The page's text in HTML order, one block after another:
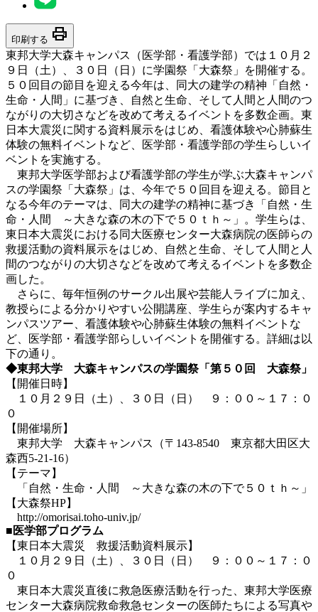
印刷する print
東邦大学大森キャンパス（医学部・看護学部）では１０月２
９日（土）、３０日（日）に学園祭「大森祭」を開催する。
５０回目の節目を迎える今年は、同大の建学の精神「自然・
生命・人間」に基づき、自然と生命、そして人間と人間のつ
ながりの大切さなどを改めて考えるイベントを多数企画。東
日本大震災に関する資料展示をはじめ、看護体験や心肺蘇生
体験の無料イベントなど、医学部・看護学部の学生らしいイ
ベントを実施する。
東邦大学医学部および看護学部の学生が学ぶ大森キャンパ
スの学園祭「大森祭」は、今年で５０回目を迎える。節目と
なる今年のテーマは、同大の建学の精神に基づき「自然・生
命・人間 ～大きな森の木の下で５０ｔｈ～」。学生らは、
東日本大震災における同大医療センター大森病院の医師らの
救援活動の資料展示をはじめ、自然と生命、そして人間と人
間のつながりの大切さなどを改めて考えるイベントを多数企
画した。
さらに、毎年恒例のサークル出展や芸能人ライブに加え、
教授らによる分かりやすい公開講座、学生らが案内するキャ
ンパスツアー、看護体験や心肺蘇生体験の無料イベントな
ど、医学部・看護学部らしいイベントを開催する。詳細は以
下の通り。
◆東邦大学 大森キャンパスの学園祭「第５０回 大森祭」
【開催日時】
１０月２９日（土）、３０日（日） ９：００～１７：０
０
【開催場所】
東邦大学 大森キャンパス（〒143-8540 東京都大田区大
森西5-21-16）
【テーマ】
「自然・生命・人間 ～大きな森の木の下で５０ｔｈ～」
【大森祭HP】
http://omorisai.toho-univ.jp/
■医学部プログラム
【東日本大震災 救援活動資料展示】
１０月２９日（土）、３０日（日） ９：００～１７：０
０
東日本大震災直後に救急医療活動を行った、東邦大学医療
センター大森病院救命救急センターの医師たちによる写真や